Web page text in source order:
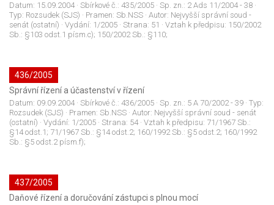
Datum: 15.09.2004· Sbírkové č.: 435/2005 · Sp. zn.: 2 Ads 11/2004 - 38 ·
Typ: Rozsudek (SJS) · Pramen: Sb.NSS · Autor: Nejvyšší správní soud -
senát (ostatní) · Vydání: 1/2005 · Strana: 51 · Vztah k předpisu: 150/2002
Sb.: §103 odst.1 písm.c); 150/2002 Sb.: §110;
436/2005
Správní řízení a účastenství v řízení
Datum: 09.09.2004· Sbírkové č.: 436/2005 · Sp. zn.: 5 A 70/2002 - 39 · Typ:
Rozsudek (SJS) · Pramen: Sb.NSS · Autor: Nejvyšší správní soud - senát
(ostatní) · Vydání: 1/2005 · Strana: 54· Vztah k předpisu: 71/1967 Sb.:
§14 odst.1; 71/1967 Sb.: §14 odst.2; 160/1992 Sb.: §5 odst.2; 160/1992
Sb.: §5 odst.2 písm.f);
437/2005
Daňové řízení a doručování zástupci s plnou mocí